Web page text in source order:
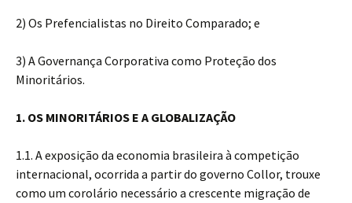
2) Os Prefencialistas no Direito Comparado; e
3) A Governança Corporativa como Proteção dos
Minoritários.
1. OS MINORITÁRIOS E A GLOBALIZAÇÃO
1.1. A exposição da economia brasileira à competição
internacional, ocorrida a partir do governo Collor, trouxe
como um corolário necessário a crescente migração de